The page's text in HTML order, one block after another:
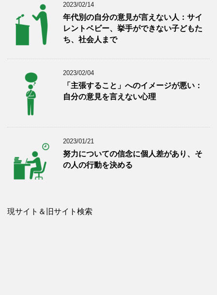
2023/02/14
年代別の自分の意見が言えない人：サイ
レントベビー、挙手ができない子どもた
ち、社会人まで
2023/02/04
「主張すること」へのイメージが悪い：
自分の意見を言えない心理
2023/01/21
努力についての信念に個人差があり、そ
の人の行動を決める
現サイト＆旧サイト検索